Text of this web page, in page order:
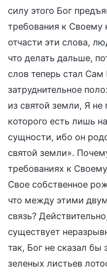
силу этого Бог
требования к Своему
отчасти эти слова,
что делать дальше,
слов теперь стал Сам
затруднительное
из святой земли, Я не
которого есть лишь
сущности, ибо он
святой земли».
требованиях к
Свое собственное
что между этими
связь?
существует
так, Бог не сказал
зеленых листьев